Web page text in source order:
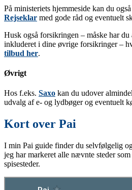
På ministeriets hjemmeside kan du
Rejseklar med gode råd og eventuelt
Husk også forsikringen – måske har
inkluderet i dine øvrige forsikringer –
tilbud her.
Øvrigt
Hos f.eks. Saxo kan du udover
udvalg af e- og lydbøger og eventuelt
Kort over Pai
I min Pai guide finder du selvfølgelig
jeg har markeret alle nævnte steder
spisesteder.